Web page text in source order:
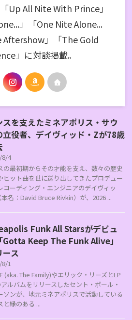
Up All Nite With Prince」
」「One Nite Alone...
Aftershow」「The Gold
」に対談掲載。
スを支えたミネアポリス・サウ
立役者、デイヴィッド・Zが78歳
8/4
の最初期からその才能を支え、数々の歴史
ヒット曲を世に送り出してきたプロデュー
コーディング・エンジニアのデイヴィッ
名：David Bruce Rivkin）が、2026 ...
Funk All Starsがデビュ
Gotta Keep The Funk Alive」
ース
8/1
(aka. The Family)やエリック・リーズとLP
ルバムをリリースしたセント・ポール・
ソンが、地元ミネアポリスで活動している
と縁のある ...